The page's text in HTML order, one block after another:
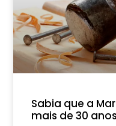
Sabia que a
mais de 30